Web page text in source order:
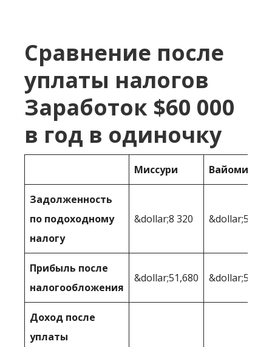
Сравнение после
уплаты налогов
Заработок $60 000
в год в одиночку
Миссури Вайоминг
Задолженность
по подоходному
налогу
&dollar;8 320 &dollar;5,968
Прибыль после
налогообложения
&dollar;51,680
Доход после
уплаты